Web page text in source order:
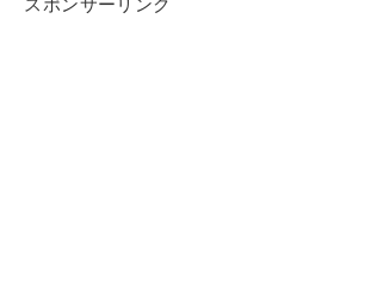
スポンサーリンク